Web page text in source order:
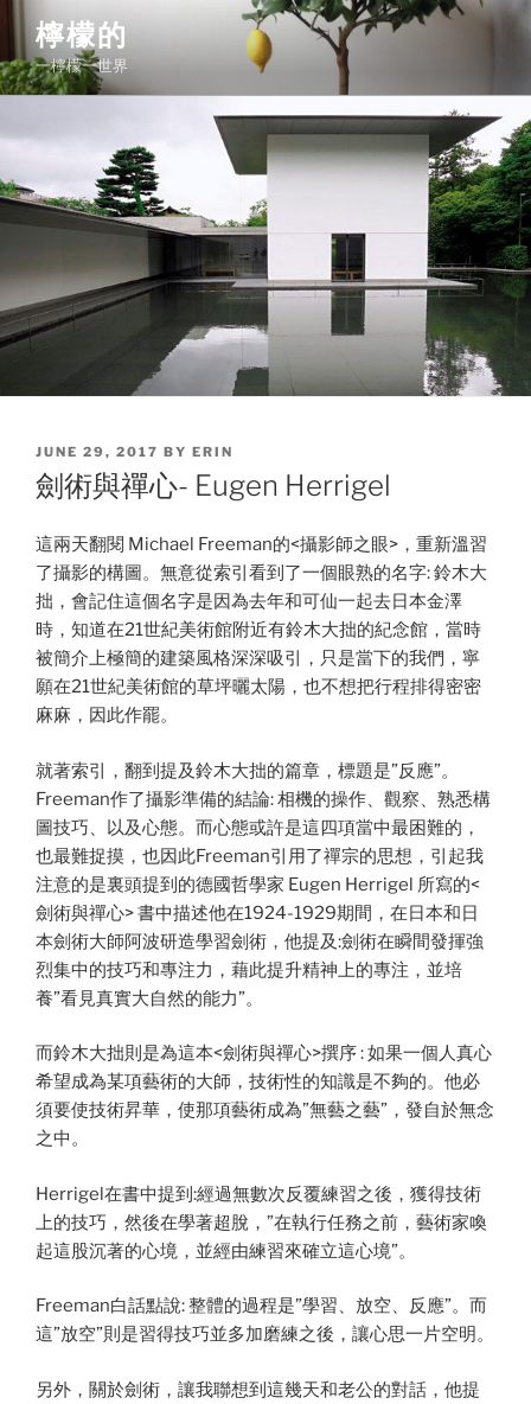
content
檸檬的
一檸檬一世界
POSTED
ON
JUNE 29, 2017 BY ERIN
劍術與禪心- Eugen Herrigel
這兩天翻閱 Michael Freeman的<攝影師之眼>，重新溫習
了攝影的構圖。無意從索引看到了一個眼熟的名字: 鈴木大
拙，會記住這個名字是因為去年和可仙一起去日本金澤
時，知道在21世紀美術館附近有鈴木大拙的紀念館，當時
被簡介上極簡的建築風格深深吸引，只是當下的我們，寧
願在21世紀美術館的草坪曬太陽，也不想把行程排得密密
麻麻，因此作罷。
就著索引，翻到提及鈴木大拙的篇章，標題是”反應”。
Freeman作了攝影準備的結論: 相機的操作、觀察、熟悉構
圖技巧、以及心態。而心態或許是這四項當中最困難的，
也最難捉摸，也因此Freeman引用了禪宗的思想，引起我
注意的是裏頭提到的德國哲學家 Eugen Herrigel 所寫的<
劍術與禪心> 書中描述他在1924-1929期間，在日本和日
本劍術大師阿波研造學習劍術，他提及:劍術在瞬間發揮強
烈集中的技巧和專注力，藉此提升精神上的專注，並培
養”看見真實大自然的能力”。
而鈴木大拙則是為這本<劍術與禪心>撰序 : 如果一個人真心
希望成為某項藝術的大師，技術性的知識是不夠的。他必
須要使技術昇華，使那項藝術成為”無藝之藝”，發自於無念
之中。
Herrigel在書中提到:經過無數次反覆練習之後，獲得技術
上的技巧，然後在學著超脫，”在執行任務之前，藝術家喚
起這股沉著的心境，並經由練習來確立這心境”。
Freeman白話點說: 整體的過程是”學習、放空、反應”。而
這”放空”則是習得技巧並多加磨練之後，讓心思一片空明。
另外，關於劍術，讓我聯想到這幾天和老公的對話，他提